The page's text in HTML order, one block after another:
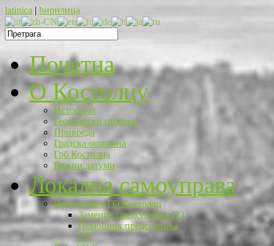
latinica | ћирилица
Почетна
O Костолцу
Историјат
Географски положај
Привреда
Градска општина
Грб Костолца
Важни датуми
Локална самоуправа
Председник ГО Костолац
Заменик председника ГО
Помоћник председника
ГО